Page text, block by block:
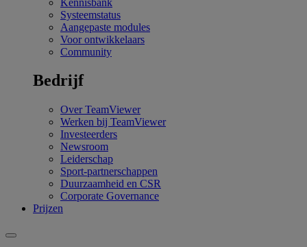
Systeemstatus
Aangepaste modules
Voor ontwikkelaars
Community
Bedrijf
Over TeamViewer
Werken bij TeamViewer
Investeerders
Newsroom
Leiderschap
Sport-partnerschappen
Duurzaamheid en CSR
Corporate Governance
Prijzen